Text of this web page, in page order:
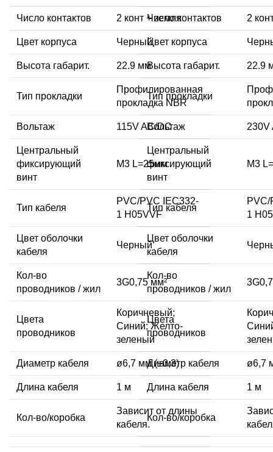
Число контактов 2 конт + земля
Цвет корпуса Черный
Высота габарит. 22.9 мм
Тип прокладки
Профилированная
прокладка NBR
Вольтаж 115V AC/DC
Центральный
фиксирующий
винт
M3 L=25мм
Тип кабеля
PVC/PVC IEC332-
1 H05VVF
Цвет оболочки
кабеля
Черный
Кол-во
проводников / жил
3G0,75 мм²
Цвета
проводников
Коричневый;
Синий; Желто-
зеленый
Диаметр кабеля ø6,7 мм (±0,3)
Длина кабеля 1 м
Кол-во/коробка
Зависит от длины
кабеля.
Число контактов 2
Цвет корпуса
Высота габарит. 22.9
Тип прокладки
Вольтаж 230V
Центральный
фиксирующий
винт
M3
Тип кабеля
PVC/
1
Цвет оболочки
кабеля
Кол-во
проводников / жил
Цвета
проводников
Диаметр кабеля ø6,7
Длина кабеля 1 м
Кол-во/коробка